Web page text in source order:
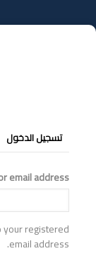
إلى
المحتوى
التبويبات
الأساسية
تسجيل الدخول
email address
registered
email address.